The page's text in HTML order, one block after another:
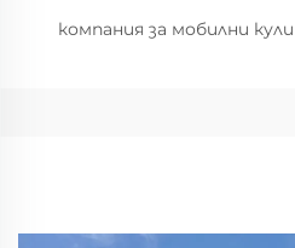
компания за мобилни кули